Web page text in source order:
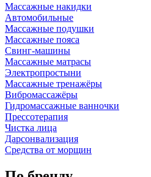
Массажные накидки
Автомобильные
Массажные подушки
Массажные пояса
Свинг-машины
Массажные матрасы
Электропростыни
Массажные тренажёры
Вибромассажёры
Гидромассажные ванночки
Прессотерапия
Чистка лица
Дарсонвализация
Средства от морщин